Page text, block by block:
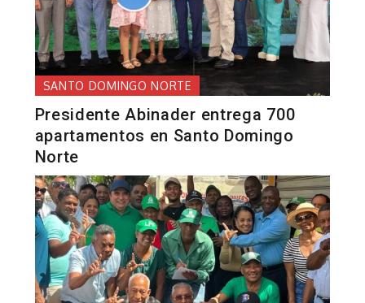
SANTO DOMINGO NORTE
Presidente Abinader entrega 700
apartamentos en Santo Domingo
Norte